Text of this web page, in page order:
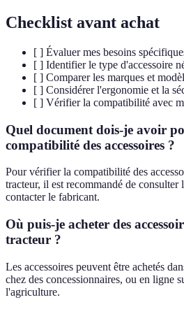
Checklist avant achat
[ ] Évaluer mes besoins
[ ] Identifier le type d'accessoire
[ ] Comparer les marques et
[ ] Considérer l'ergonomie et la
[ ] Vérifier la compatibilité avec
Quel document dois-je avoir
compatibilité des accessoires ?
Pour vérifier la compatibilité des
tracteur, il est recommandé de
contacter le fabricant.
Où puis-je acheter des
tracteur ?
Les accessoires peuvent être achetés
chez des concessionnaires, ou en ligne
l'agriculture.